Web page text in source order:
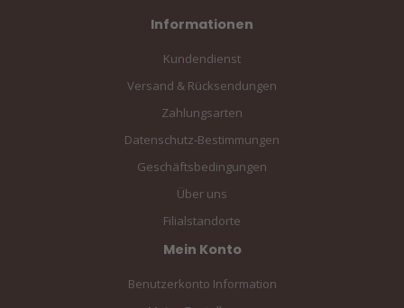
Informationen
Kundendienst
Versand & Rücksendungen
Zahlungsarten
Datenschutz-Bestimmungen
Geschäftsbedingungen
Über uns
Filialstandorte
Mein Konto
Benutzerkonto Information